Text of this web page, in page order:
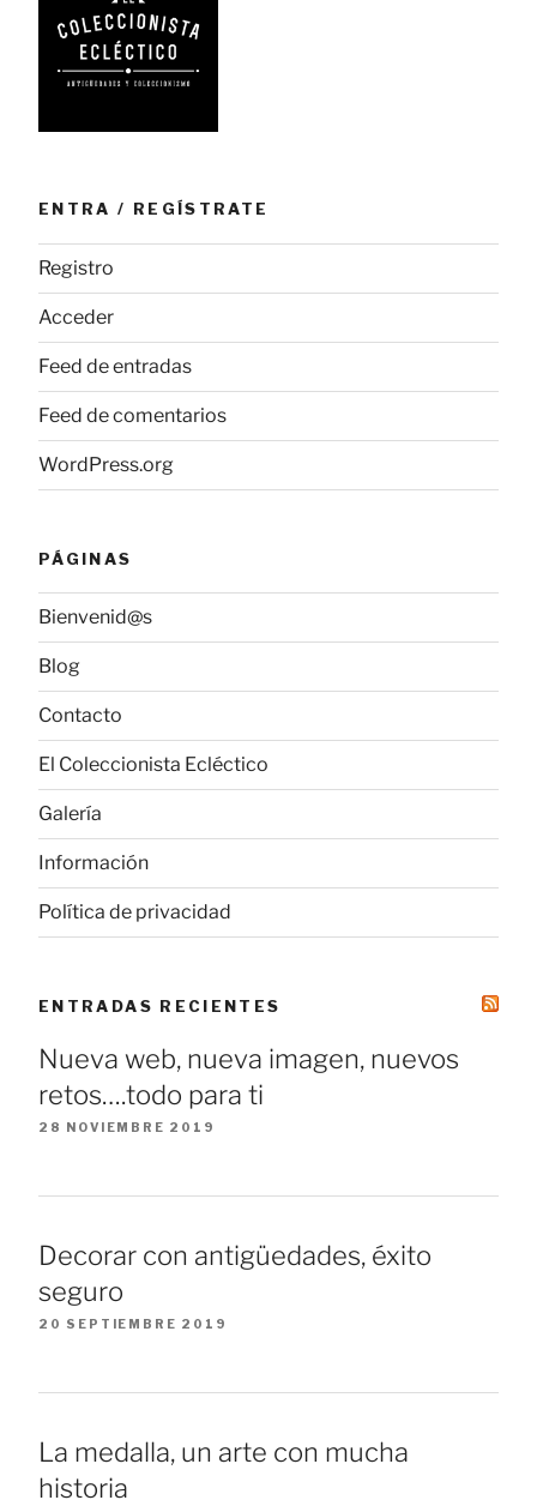
ENTRA / REGÍSTRATE
Registro
Acceder
Feed de entradas
Feed de comentarios
WordPress.org
PÁGINAS
Bienvenid@s
Blog
Contacto
El Coleccionista Ecléctico
Galería
Información
Política de privacidad
ENTRADAS RECIENTES
Nueva web, nueva imagen, nuevos
retos….todo para ti
28 NOVIEMBRE 2019
Decorar con antigüedades, éxito
seguro
20 SEPTIEMBRE 2019
La medalla, un arte con mucha
historia